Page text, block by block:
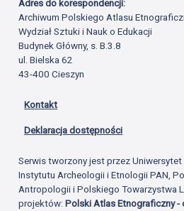
Adres do korespondencji:
Archiwum Polskiego Atlasu
Wydział Sztuki i Nauk o Edukacji
Budynek Główny, s. B.3.8
ul. Bielska 62
43-400 Cieszyn
Kontakt
Deklaracja dostępności
Serwis tworzony jest przez Uniwersytet
Instytutu Archeologii i Etnologii PAN,
Antropologii i Polskiego Towarzystwa
projektów:Polski Atlas Etnograficzny -